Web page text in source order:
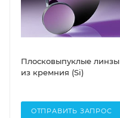
Плосковыпуклые линзы
из кремния (Si)
ОТПРАВИТЬ ЗАПРОС